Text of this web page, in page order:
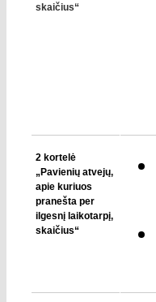
skaičius“
2 kortelė
„Pavienių atvejų,
apie kuriuos
pranešta per
ilgesnį laikotarpį,
skaičius“